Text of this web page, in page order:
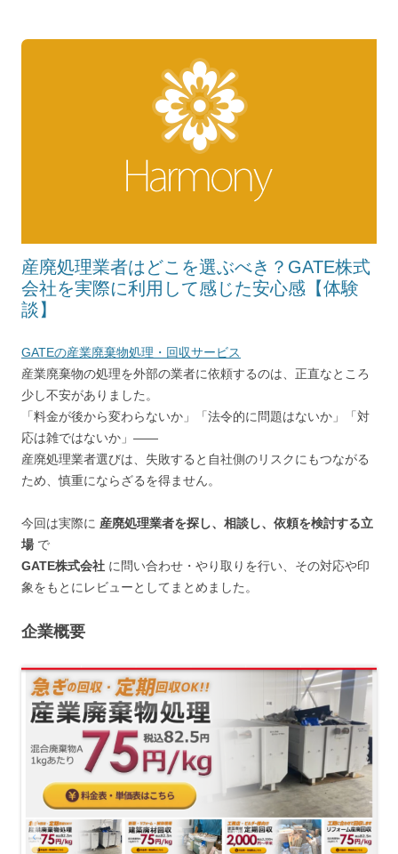
産廃処理業者はどこを選ぶべき？GATE株式
会社を実際に利用して感じた安心感【体験
談】
GATEの産業廃棄物処理・回収サービス
産業廃棄物の処理を外部の業者に依頼するのは、正直なところ
少し不安がありました。
「料金が後から変わらないか」「法令的に問題はないか」「対
応は雑ではないか」——
産廃処理業者選びは、失敗すると自社側のリスクにもつながる
ため、慎重にならざるを得ません。
今回は実際に 産廃処理業者を探し、相談し、依頼を検討する立
場 で
GATE株式会社 に問い合わせ・やり取りを行い、その対応や印
象をもとにレビューとしてまとめました。
企業概要